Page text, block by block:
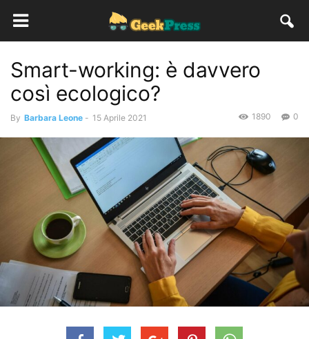
Smart-working: è davvero
così ecologico?
By Barbara Leone - 15 Aprile 2021 0
1890